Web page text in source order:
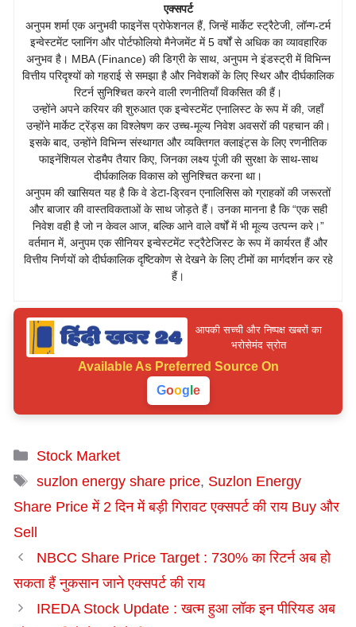
एक्सपर्ट
अनुपम शर्मा एक अनुभवी फाइनेंस प्रोफेशनल हैं, जिन्हें मार्केट स्ट्रैटेजी, लॉन्ग-टर्म
इन्वेस्टमेंट प्लानिंग और पोर्टफोलियो मैनेजमेंट में 5 वर्षों से अधिक का व्यावहारिक
अनुभव है। MBA (Finance) की डिग्री के साथ, अनुपम ने इंडस्ट्री में विभिन्न
वित्तीय परिदृश्यों को गहराई से समझा है और निवेशकों के लिए स्थिर और दीर्घकालिक
रिटर्न सुनिश्चित करने वाली रणनीतियाँ विकसित की हैं।
उन्होंने अपने करियर की शुरुआत एक इन्वेस्टमेंट एनालिस्ट के रूप में की, जहाँ
उन्होंने मार्केट ट्रेंड्स का विश्लेषण कर उच्च-मूल्य निवेश अवसरों की पहचान की।
इसके बाद, उन्होंने विभिन्न संस्थागत और व्यक्तिगत क्लाइंट्स के लिए रणनीतिक
फाइनेंशियल रोडमैप तैयार किए, जिनका लक्ष्य पूंजी की सुरक्षा के साथ-साथ
दीर्घकालिक विकास को सुनिश्चित करना था।
अनुपम की खासियत यह है कि वे डेटा-ड्रिवन एनालिसिस को ग्राहकों की जरूरतों
और बाजार की वास्तविकताओं के साथ जोड़ते हैं। उनका मानना है कि “एक सही
निवेश वही है जो न केवल आज, बल्कि आने वाले वर्षों में भी मूल्य उत्पन्न करे।”
वर्तमान में, अनुपम एक सीनियर इन्वेस्टमेंट स्ट्रैटेजिस्ट के रूप में कार्यरत हैं और
वित्तीय निर्णयों को दीर्घकालिक दृष्टिकोण से देखने के लिए टीमों का मार्गदर्शन कर रहे
हैं।
आपकी सच्ची और निष्पक्ष खबरों का
भरोसेमंद स्रोत
Available As Preferred Source On
Goog e
Categories
Stock Market
Tags
suzlon energy share price, Suzlon Energy
Share Price में 2 दिन में बड़ी गिरावट एक्सपर्ट की राय Buy और
Sell
NBCC Share Price Target : 730% का रिटर्न अब हो
सकता हैं नुकसान जाने एक्सपर्ट की राय
IREDA Stock Update : खत्म हुआ लॉक इन पीरियड अब